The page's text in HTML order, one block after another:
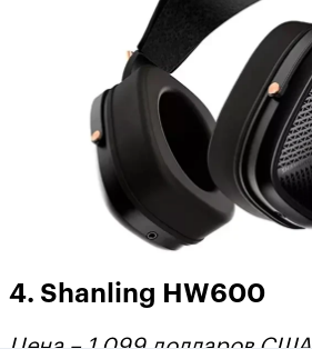
4. Shanling HW600
Цена – 1 099 долларов США